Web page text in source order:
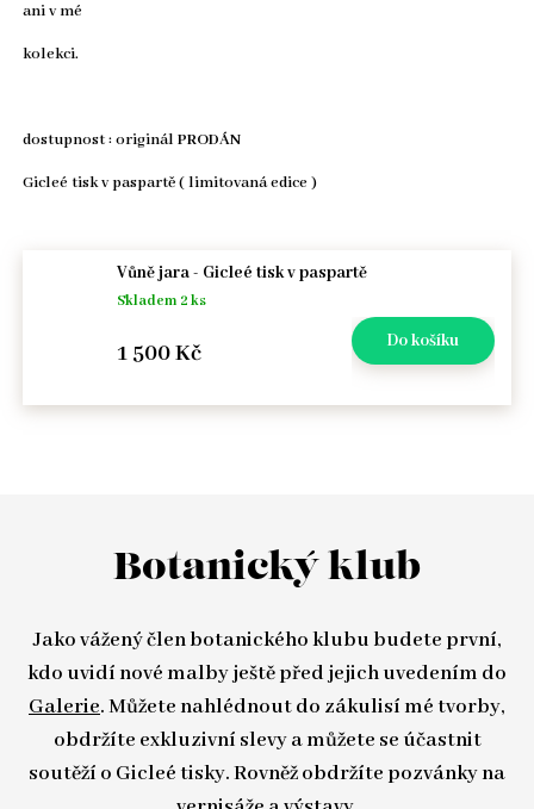
ani v mé
kolekci.
dostupnost : originálPRODÁN
Gicleé tisk v paspartě ( limitovaná edice )
Vůně jara - Gicleé tisk v paspartě
Skladem 2 ks
1 500 Kč
Botanický klub
Jako vážený člen botanického klubu budete první,
kdo uvidí nové malby ještě před jejich uvedením do
Galerie. Můžete nahlédnout do zákulisí mé tvorby,
obdržíte exkluzivní slevy a můžete se účastnit
soutěží o Gicleé tisky. Rovněž obdržíte pozvánky na